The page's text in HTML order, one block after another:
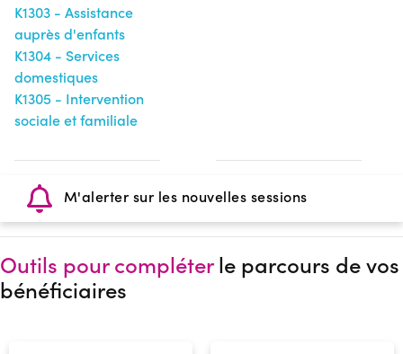
K1303 - Assistance
auprès d'enfants
K1304 - Services
domestiques
K1305 - Intervention
sociale et familiale
M'alerter sur les nouvelles sessions
Outils pour compléterle parcours de vos
bénéficiaires